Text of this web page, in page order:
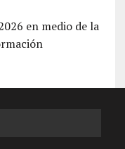
en medio de la